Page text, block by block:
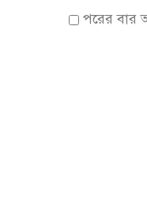
পরের বার